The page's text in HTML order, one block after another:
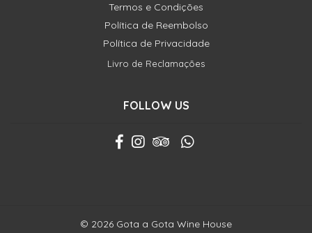
Termos e Condições
Política de Reembolso
Política de Privacidade
Livro de Reclamações
FOLLOW US
© 2026 Gota a Gota Wine House